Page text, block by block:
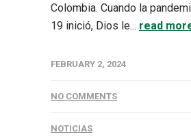
Colombia. Cuando la
19 inició, Dios le... read
FEBRUARY 2, 2024
NO COMMENTS
NOTICIAS